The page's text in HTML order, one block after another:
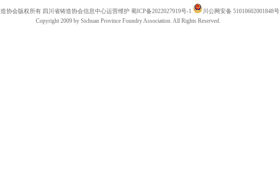
协会版权所有 四川省铸造协会信息中心运营维护 蜀ICP备2022027919号-1
川公网安备 51010602001848号
Copyright 2009 by Sichuan Province Foundry Association. All Rights Reserved.